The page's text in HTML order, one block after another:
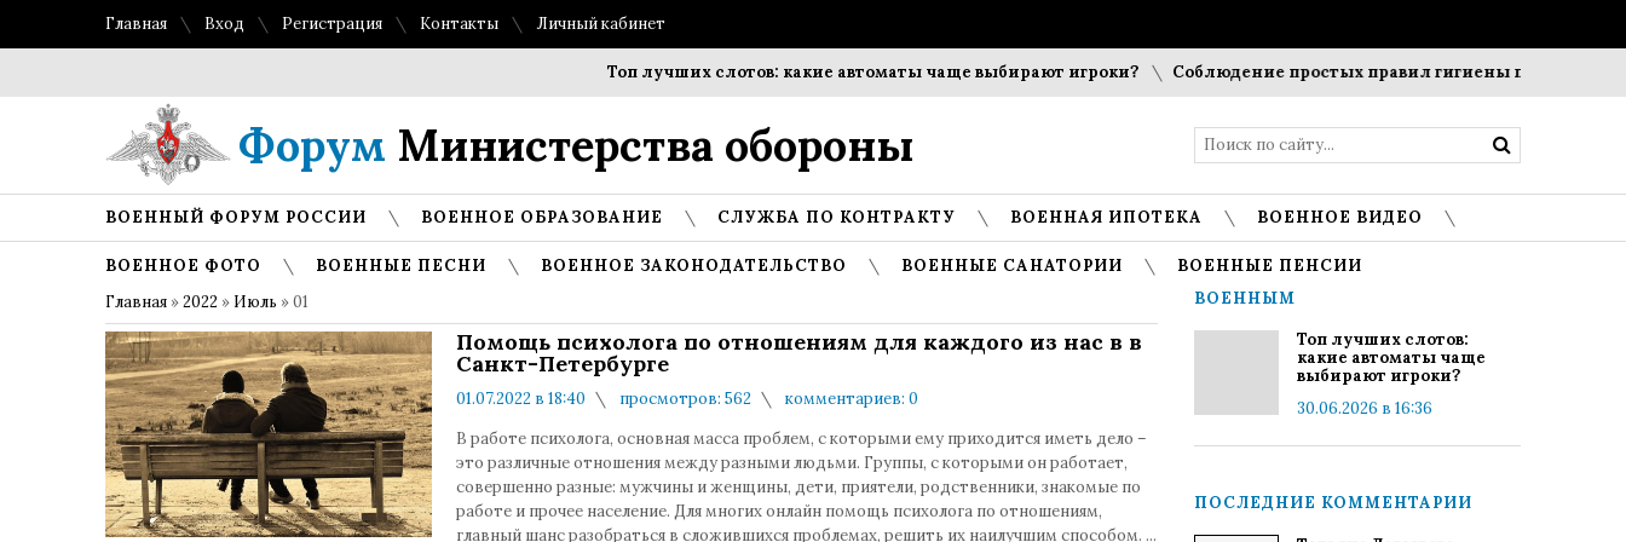
Главная Вход Регистрация Контакты Личный кабинет
Топ лучших слотов: какие автоматы чаще выбирают игроки? Соблюдение простых правил гигиены помогает
Форум Министерства обороны
ВОЕННЫЙ ФОРУМ РОССИИ ВОЕННОЕ ОБРАЗОВАНИЕ СЛУЖБА ПО КОНТРАКТУ ВОЕННАЯ ИПОТЕКА ВОЕННОЕ ВИДЕО
ВОЕННОЕ ФОТО ВОЕННЫЕ ПЕСНИ ВОЕННОЕ ЗАКОНОДАТЕЛЬСТВО ВОЕННЫЕ САНАТОРИИ
ВОЕННЫЕ ПЕНСИИ
Главная »2022 » Июль »01
Помощь психолога по отношениям для каждого из нас в в
Санкт-Петербурге
01.07.2022 в 18:40 просмотров: 562
комментариев: 0
В работе психолога, основная масса проблем, с которыми ему приходится иметь дело –
это различные отношения между разными людьми. Группы, с которыми он работает,
совершенно разные: мужчины и женщины, дети, приятели, родственники, знакомые по
работе и прочее население. Для многих онлайн помощь психолога по отношениям,
главный шанс разобраться в сложившихся проблемах, решить их наилучшим способом. ...
ВОЕННЫМ
Топ лучших слотов:
какие автоматы чаще
выбирают игроки?
30.06.2026 в 16:36
ПОСЛЕДНИЕ КОММЕНТАРИИ